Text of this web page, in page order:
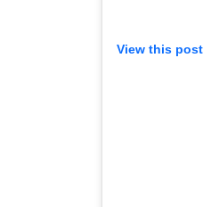
View this